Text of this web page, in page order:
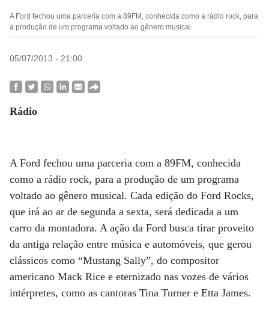
A Ford fechou uma parceria com a 89FM, conhecida como a rádio rock, para
a produção de um programa voltado ao gênero musical
05/07/2013 - 21:00
Rádio
A Ford fechou uma parceria com a 89FM, conhecida
como a rádio rock, para a produção de um programa
voltado ao gênero musical. Cada edição do Ford Rocks,
que irá ao ar de segunda a sexta, será dedicada a um
carro da montadora. A ação da Ford busca tirar proveito
da antiga relação entre música e automóveis, que gerou
clássicos como “Mustang Sally”, do compositor
americano Mack Rice e eternizado nas vozes de vários
intérpretes, como as cantoras Tina Turner e Etta James.